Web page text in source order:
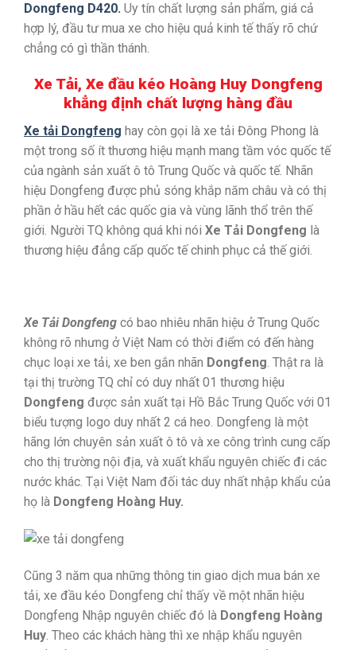
Dongfeng D420. Uy tín chất lượng sản phẩm, giá cả
hợp lý, đầu tư mua xe cho hiệu quả kinh tế thấy rõ chứ
chẳng có gì thần thánh.
Xe Tải, Xe đầu kéo Hoàng Huy Dongfeng
khẳng định chất lượng hàng đầu
Xe tải Dongfeng hay còn gọi là xe tải Đông Phong là
một trong số ít thương hiệu mạnh mang tầm vóc quốc tế
của ngành sản xuất ô tô Trung Quốc và quốc tế. Nhãn
hiệu Dongfeng được phủ sóng khắp năm châu và có thị
phần ở hầu hết các quốc gia và vùng lãnh thổ trên thế
giới. Người TQ không quá khi nói Xe Tải Dongfeng là
thương hiệu đẳng cấp quốc tế chinh phục cả thế giới.
Xe Tải Dongfeng có bao nhiêu nhãn hiệu ở Trung Quốc
không rõ nhưng ở Việt Nam có thời điểm có đến hàng
chục loại xe tải, xe ben gắn nhãn Dongfeng. Thật ra là
tại thị trường TQ chỉ có duy nhất 01 thương hiệu
Dongfeng được sản xuất tại Hồ Bắc Trung Quốc với 01
biểu tượng logo duy nhất 2 cá heo. Dongfeng là một
hãng lớn chuyên sản xuất ô tô và xe công trình cung cấp
cho thị trường nội địa, và xuất khẩu nguyên chiếc đi các
nước khác. Tại Việt Nam đối tác duy nhất nhập khẩu của
họ là Dongfeng Hoàng Huy.
Cũng 3 năm qua những thông tin giao dịch mua bán xe
tải, xe đầu kéo Dongfeng chỉ thấy về một nhãn hiệu
Dongfeng Nhập nguyên chiếc đó là Dongfeng Hoàng
Huy. Theo các khách hàng thì xe nhập khẩu nguyên